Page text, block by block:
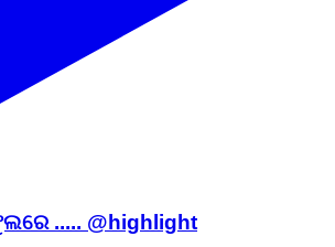
..... @highlight